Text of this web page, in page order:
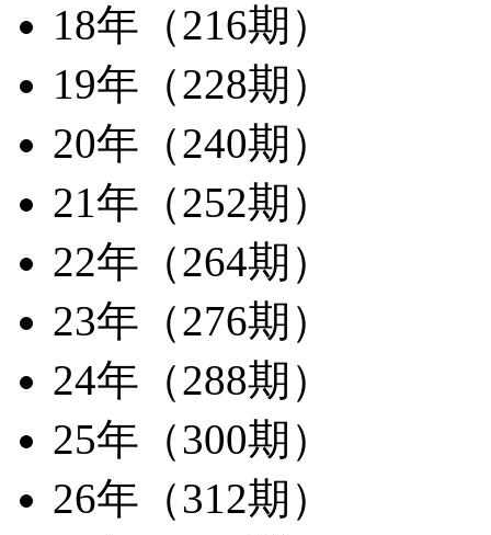
18年（216期）
19年（228期）
20年（240期）
21年（252期）
22年（264期）
23年（276期）
24年（288期）
25年（300期）
26年（312期）